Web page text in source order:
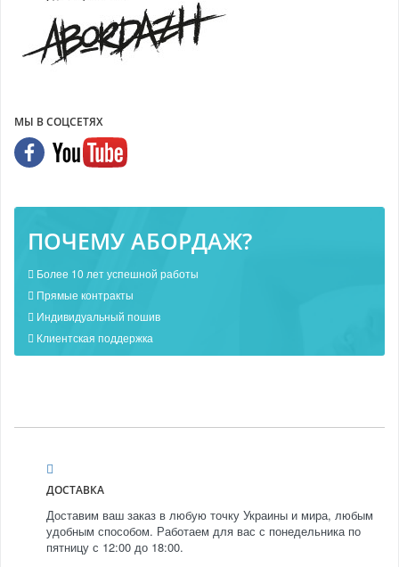
МЫ В СОЦСЕТЯХ
ПОЧЕМУ АБОРДАЖ?
Более 10 лет успешной работы
Прямые контракты
Индивидуальный пошив
Клиентская поддержка
ДОСТАВКА
Доставим ваш заказ в любую точку Украины и мира, любым
удобным способом. Работаем для вас с понедельника по
пятницу с 12:00 до 18:00.